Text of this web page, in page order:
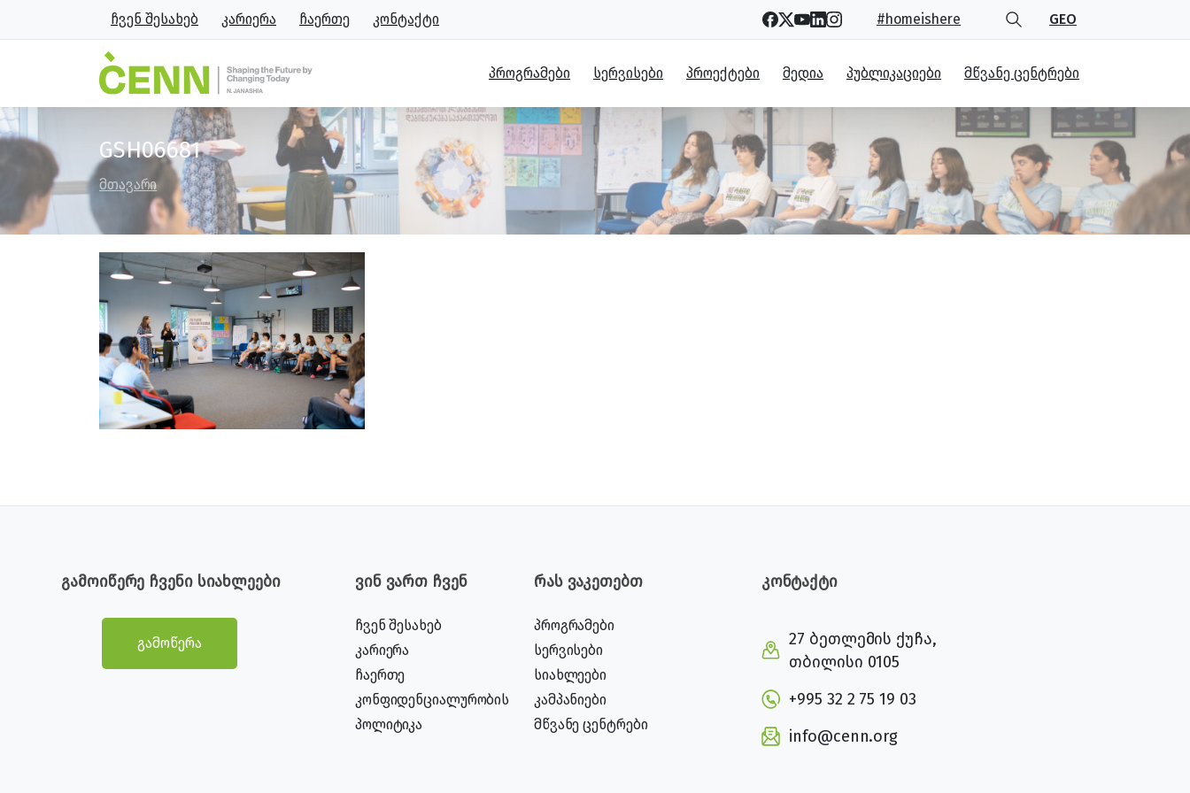
ჩვენ შესახებ კარიერა ჩაერთე კონტაქტი #homeishere GEO
ᲞᲠᲝᲒᲠᲐᲛᲔᲑᲘ ᲡᲔᲠᲕᲘᲡᲔᲑᲘ ᲞᲠᲝᲔᲥᲢᲔᲑᲘ ᲛᲔᲓᲘᲐ ᲞᲣᲑᲚᲘᲙᲐᲪᲘᲔᲑᲘ ᲛᲬᲕᲐᲜᲔ ᲪᲔᲜᲢᲠᲔᲑᲘ
GSH06681
მთავარი
გამოიწერე ჩვენი სიახლეები
გამოწერა
ვინ ვართ ჩვენ
ჩვენ შესახებ
კარიერა
ჩაერთე
კონფიდენციალურობის
პოლიტიკა
რას ვაკეთებთ
პროგრამები
სერვისები
სიახლეები
კამპანიები
მწვანე ცენტრები
კონტაქტი
27 ბეთლემის ქუჩა,
თბილისი 0105
+995 32 2 75 19 03
info@cenn.org